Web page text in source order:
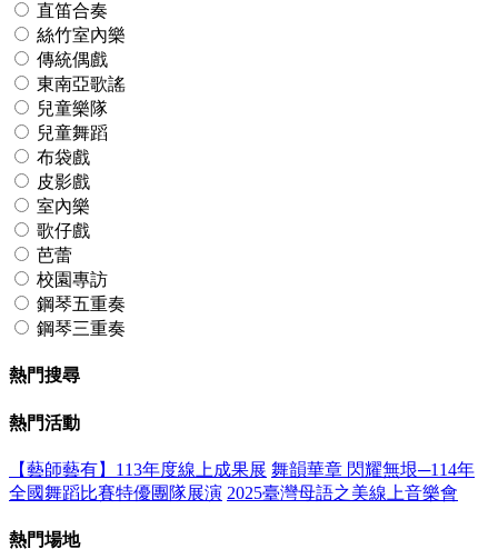
直笛合奏
絲竹室內樂
傳統偶戲
東南亞歌謠
兒童樂隊
兒童舞蹈
布袋戲
皮影戲
室內樂
歌仔戲
芭蕾
校園專訪
鋼琴五重奏
鋼琴三重奏
熱門搜尋
熱門活動
【藝師藝有】113年度線上成果展 舞韻華章 閃耀無垠─114年
全國舞蹈比賽特優團隊展演 2025臺灣母語之美線上音樂會
熱門場地